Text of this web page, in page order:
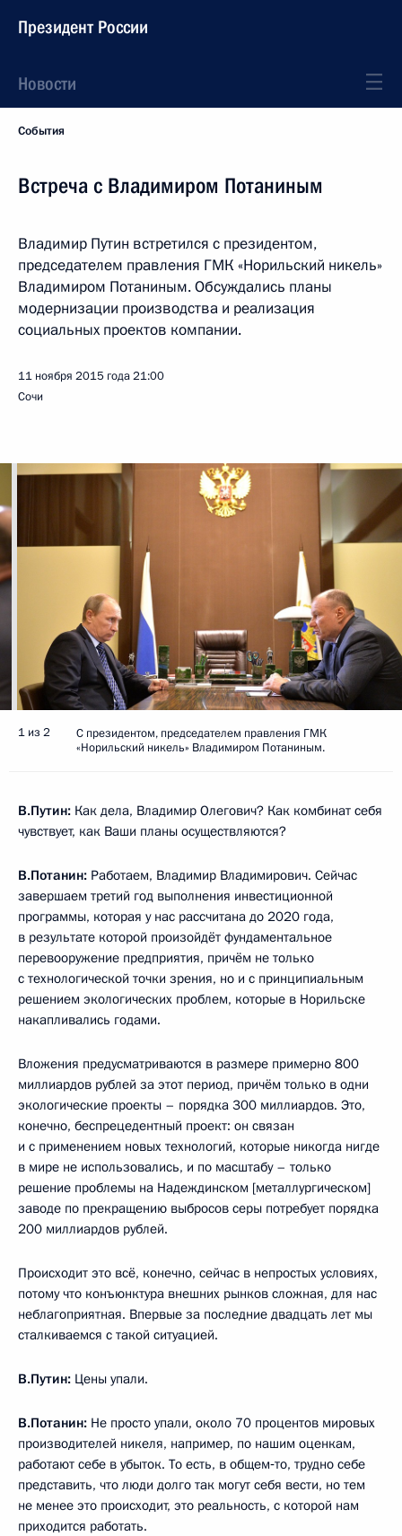
Президент России
Новости
События
Встреча с Владимиром Потаниным
Владимир Путин встретился с президентом,
председателем правления ГМК «Норильский никель»
Владимиром Потаниным. Обсуждались планы
модернизации производства и реализация
социальных проектов компании.
11 ноября 2015 года21:00
Сочи
1 из 2
С президентом, председателем правления ГМК
«Норильский никель» Владимиром Потаниным.
В.Путин: Как дела, Владимир Олегович? Как комбинат себя
чувствует, как Ваши планы осуществляются?
В.Потанин: Работаем, Владимир Владимирович. Сейчас
завершаем третий год выполнения инвестиционной
программы, которая у нас рассчитана до 2020 года,
в результате которой произойдёт фундаментальное
перевооружение предприятия, причём не только
с технологической точки зрения, но и с принципиальным
решением экологических проблем, которые в Норильске
накапливались годами.
Вложения предусматриваются в размере примерно 800
миллиардов рублей за этот период, причём только в одни
экологические проекты – порядка 300 миллиардов. Это,
конечно, беспрецедентный проект: он связан
и с применением новых технологий, которые никогда нигде
в мире не использовались, и по масштабу – только
решение проблемы на Надеждинском [металлургическом]
заводе по прекращению выбросов серы потребует порядка
200 миллиардов рублей.
Происходит это всё, конечно, сейчас в непростых условиях,
потому что конъюнктура внешних рынков сложная, для нас
неблагоприятная. Впервые за последние двадцать лет мы
сталкиваемся с такой ситуацией.
В.Путин: Цены упали.
В.Потанин: Не просто упали, около 70 процентов мировых
производителей никеля, например, по нашим оценкам,
работают себе в убыток. То есть, в общем‑то, трудно себе
представить, что люди долго так могут себя вести, но тем
не менее это происходит, это реальность, с которой нам
приходится работать.